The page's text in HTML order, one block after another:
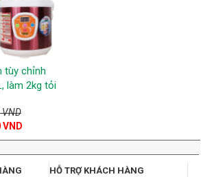
tùy chỉnh
làm 2kg tỏi
VND
HỖ TRỢ KHÁCH HÀNG